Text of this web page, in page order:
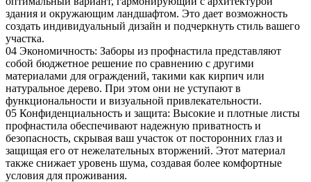
здания и окружающим ландшафтом. Это дает возможность
создать индивидуальный дизайн и подчеркнуть стиль вашего
участка.
04 Экономичность: Заборы из профнастила представляют
собой бюджетное решение по сравнению с другими
материалами для ограждений, такими как кирпич или
натуральное дерево. При этом они не уступают в
функциональности и визуальной привлекательности.
05 Конфиденциальность и защита: Высокие и плотные листы
профнастила обеспечивают надежную приватность и
безопасность, скрывая ваш участок от посторонних глаз и
защищая его от нежелательных вторжений. Этот материал
также снижает уровень шума, создавая более комфортные
условия для проживания.